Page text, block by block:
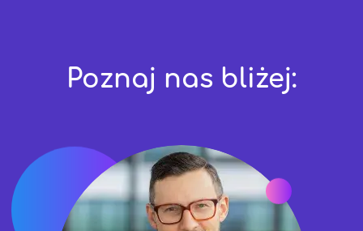
Poznaj nas bliżej: